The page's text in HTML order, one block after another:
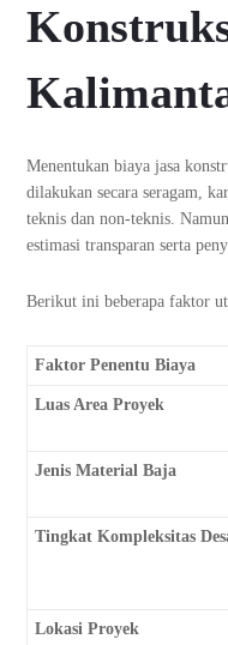
Menentukan biaya jasa
dilakukan secara seragam,
teknis dan non-teknis.
estimasi transparan serta
Berikut ini beberapa faktor
Faktor Penentu Biaya
Luas Area Proyek
Jenis Material Baja
Tingkat Kompleksitas
Lokasi Proyek